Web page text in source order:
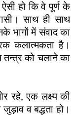
हो कि वे पूर्ण के
साथ ही साथ
भागों में संवाद का
कलात्मकता है।
को चलाने का
रहे, एक लक्ष्य की
व बद्धता हो।